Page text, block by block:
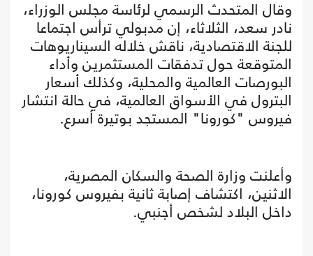
وقال المتحدث الرسمي لرئاسة مجلس الوزراء،
نادر سعد، الثلاثاء، إن مدبولي ترأس اجتماعا
للجنة الاقتصادية، ناقش خلاله السيناريوهات
المتوقعة حول تدفقات المستثمرين وأداء
البورصات العالمية والمحلية، وكذلك أسعار
البترول في الأسواق العالمية، في حالة انتشار
فيروس "كورونا" المستجد بوتيرة أسرع.
وأعلنت وزارة الصحة والسكان المصرية،
الاثنين، اكتشاف إصابة ثانية بفيروس كورونا،
داخل البلاد لشخص أجنبي.